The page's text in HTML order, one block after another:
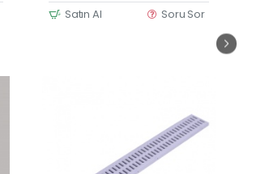
Satın Al Soru Sor